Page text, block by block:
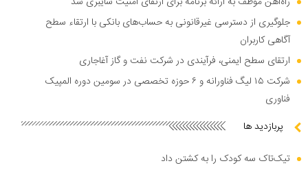
جلوگیری از دسترسی غیرقانونی به حساب‌های بانکی با ارتقاء سطح
آگاهی کاربران
ارتقای سطح ایمنی، فرآیندی در شرکت نفت و گاز آغاجاری
شرکت ۱۵ لیگ فناورانه و ۶ حوزه تخصصی در سومین دوره المپیک
فناوری
پربازدید ها
تیک‌تاک سه کودک را به کشتن داد